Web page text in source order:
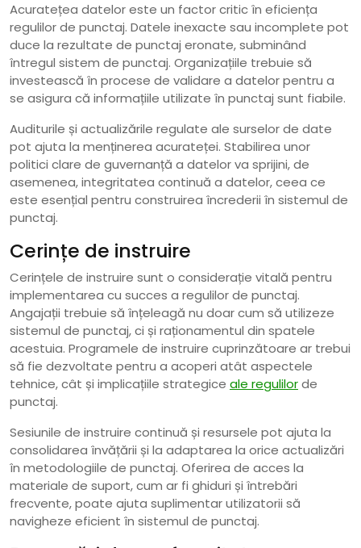
Acuratețea datelor este un factor critic în eficiența
regulilor de punctaj. Datele inexacte sau incomplete pot
duce la rezultate de punctaj eronate, subminând
întregul sistem de punctaj. Organizațiile trebuie să
investească în procese de validare a datelor pentru a
se asigura că informațiile utilizate în punctaj sunt fiabile.
Auditurile și actualizările regulate ale surselor de date
pot ajuta la menținerea acurateței. Stabilirea unor
politici clare de guvernanță a datelor va sprijini, de
asemenea, integritatea continuă a datelor, ceea ce
este esențial pentru construirea încrederii în sistemul de
punctaj.
Cerințe de instruire
Cerințele de instruire sunt o considerație vitală pentru
implementarea cu succes a regulilor de punctaj.
Angajații trebuie să înțeleagă nu doar cum să utilizeze
sistemul de punctaj, ci și raționamentul din spatele
acestuia. Programele de instruire cuprinzătoare ar trebui
să fie dezvoltate pentru a acoperi atât aspectele
tehnice, cât și implicațiile strategice ale regulilorde
punctaj.
Sesiunile de instruire continuă și resursele pot ajuta la
consolidarea învățării și la adaptarea la orice actualizări
în metodologiile de punctaj. Oferirea de acces la
materiale de suport, cum ar fi ghiduri și întrebări
frecvente, poate ajuta suplimentar utilizatorii să
navigheze eficient în sistemul de punctaj.